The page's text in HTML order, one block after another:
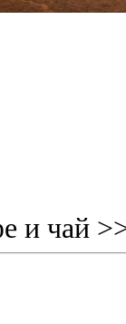
и чай